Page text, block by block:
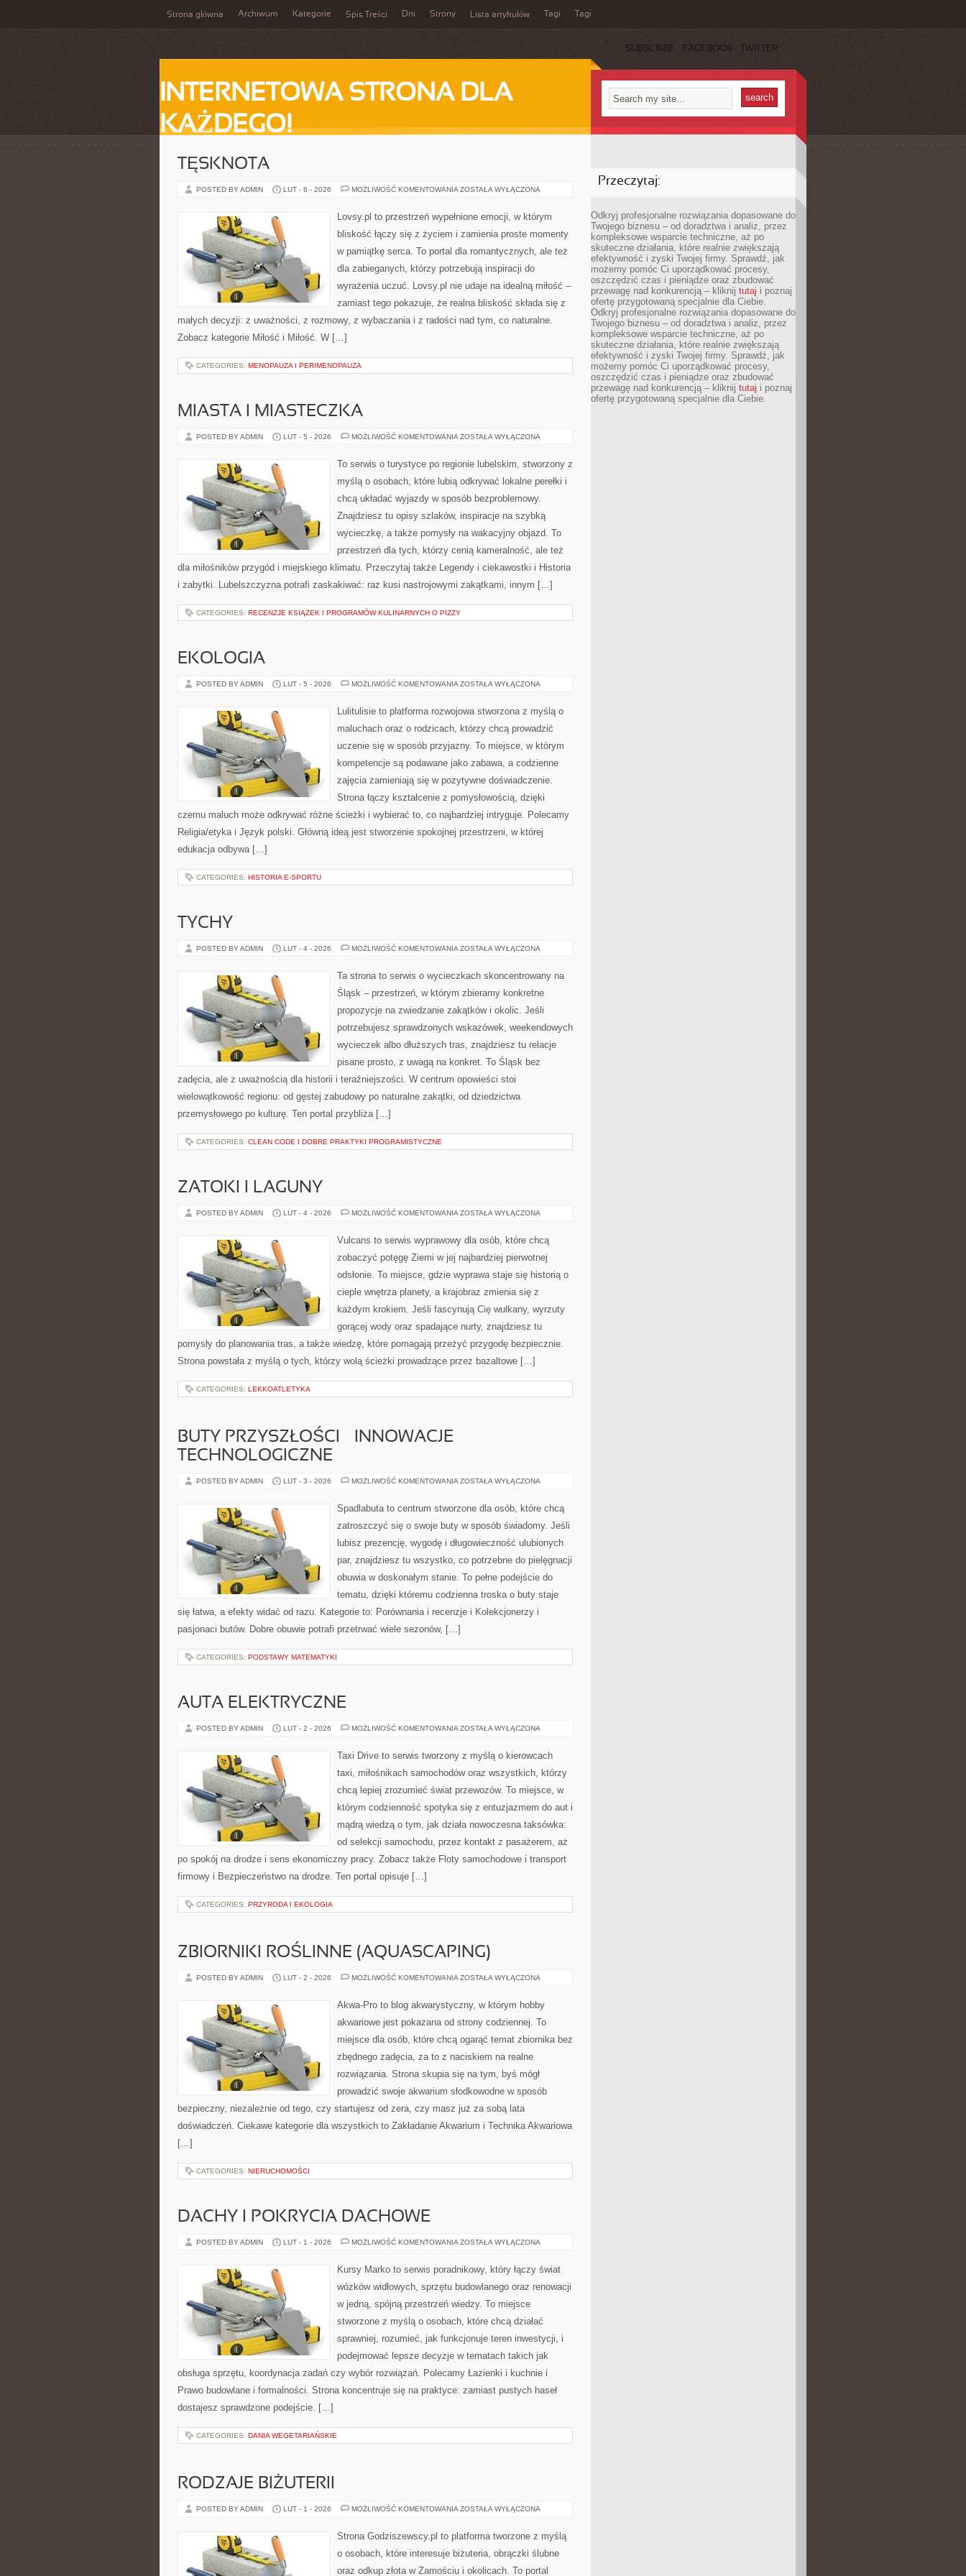
Strona główna Archiwum Kategorie Spis Treści Dni Strony Lista artykułów Tagi Tagi
SUBSCRIBE FACEBOOK TWITTER
INTERNETOWA STRONA DLA
KAŻDEGO!
TĘSKNOTA
POSTED BY ADMIN LUT - 6 - 2026 MOŻLIWOŚĆ KOMENTOWANIA TĘSKNOTA
ZOSTAŁA WYŁĄCZONA
Lovsy.pl to przestrzeń wypełnione emocji, w którym
bliskość łączy się z życiem i zamienia proste momenty
w pamiątkę serca. To portal dla romantycznych, ale też
dla zabieganych, którzy potrzebują inspiracji do
wyrażenia uczuć. Lovsy.pl nie udaje na idealną miłość –
zamiast tego pokazuje, że realna bliskość składa się z
małych decyzji: z uważności, z rozmowy, z wybaczania i z radości nad tym, co naturalne.
Zobacz kategorie Miłość i Miłość. W […]
CATEGORIES: MENOPAUZA I PERIMENOPAUZA
MIASTA I MIASTECZKA
POSTED BY ADMIN LUT - 5 - 2026 MOŻLIWOŚĆ KOMENTOWANIA MIASTA
ZOSTAŁA WYŁĄCZONA
To serwis o turystyce po regionie lubelskim, stworzony z
myślą o osobach, które lubią odkrywać lokalne perełki i
chcą układać wyjazdy w sposób bezproblemowy.
Znajdziesz tu opisy szlaków, inspiracje na szybką
wycieczkę, a także pomysły na wakacyjny objazd. To
przestrzeń dla tych, którzy cenią kameralność, ale też
dla miłośników przygód i miejskiego klimatu. Przeczytaj także Legendy i ciekawostki i Historia
i zabytki. Lubelszczyzna potrafi zaskakiwać: raz kusi nastrojowymi zakątkami, innym […]
CATEGORIES: RECENZJE KSIĄŻEK I PROGRAMÓW KULINARNYCH O PIZZY
EKOLOGIA
POSTED BY ADMIN LUT - 5 - 2026 MOŻLIWOŚĆ KOMENTOWANIA EKOLOGIA
ZOSTAŁA WYŁĄCZONA
Lulitulisie to platforma rozwojowa stworzona z myślą o
maluchach oraz o rodzicach, którzy chcą prowadzić
uczenie się w sposób przyjazny. To miejsce, w którym
kompetencje są podawane jako zabawa, a codzienne
zajęcia zamieniają się w pozytywne doświadczenie.
Strona łączy kształcenie z pomysłowością, dzięki
czemu maluch może odkrywać różne ścieżki i wybierać to, co najbardziej intryguje. Polecamy
Religia/etyka i Język polski. Główną ideą jest stworzenie spokojnej przestrzeni, w której
edukacja odbywa […]
CATEGORIES: HISTORIA E-SPORTU
TYCHY
POSTED BY ADMIN LUT - 4 - 2026 MOŻLIWOŚĆ KOMENTOWANIA TYCHY
ZOSTAŁA WYŁĄCZONA
Ta strona to serwis o wycieczkach skoncentrowany na
Śląsk – przestrzeń, w którym zbieramy konkretne
propozycje na zwiedzanie zakątków i okolic. Jeśli
potrzebujesz sprawdzonych wskazówek, weekendowych
wycieczek albo dłuższych tras, znajdziesz tu relacje
pisane prosto, z uwagą na konkret. To Śląsk bez
zadęcia, ale z uważnością dla historii i teraźniejszości. W centrum opowieści stoi
wielowątkowość regionu: od gęstej zabudowy po naturalne zakątki, od dziedzictwa
przemysłowego po kulturę. Ten portal przybliża […]
CATEGORIES: CLEAN CODE I DOBRE PRAKTYKI PROGRAMISTYCZNE
ZATOKI I LAGUNY
POSTED BY ADMIN LUT - 4 - 2026 MOŻLIWOŚĆ KOMENTOWANIA ZATOKI
ZOSTAŁA WYŁĄCZONA
Vulcans to serwis wyprawowy dla osób, które chcą
zobaczyć potęgę Ziemi w jej najbardziej pierwotnej
odsłonie. To miejsce, gdzie wyprawa staje się historią o
cieple wnętrza planety, a krajobraz zmienia się z
każdym krokiem. Jeśli fascynują Cię wulkany, wyrzuty
gorącej wody oraz spadające nurty, znajdziesz tu
pomysły do planowania tras, a także wiedzę, które pomagają przeżyć przygodę bezpiecznie.
Strona powstała z myślą o tych, którzy wolą ścieżki prowadzące przez bazaltowe […]
CATEGORIES: LEKKOATLETYKA
BUTY PRZYSZŁOŚCI – INNOWACJE
TECHNOLOGICZNE
POSTED BY ADMIN LUT - 3 - 2026 MOŻLIWOŚĆ KOMENTOWANIA BUTY
INNOWACJE
TECHNOLOGICZNE
ZOSTAŁA WYŁĄCZONA
Spadlabuta to centrum stworzone dla osób, które chcą
zatroszczyć się o swoje buty w sposób świadomy. Jeśli
lubisz prezencję, wygodę i długowieczność ulubionych
par, znajdziesz tu wszystko, co potrzebne do pielęgnacji
obuwia w doskonałym stanie. To pełne podejście do
tematu, dzięki któremu codzienna troska o buty staje
się łatwa, a efekty widać od razu. Kategorie to: Porównania i recenzje i Kolekcjonerzy i
pasjonaci butów. Dobre obuwie potrafi przetrwać wiele sezonów, […]
CATEGORIES: PODSTAWY MATEMATYKI
AUTA ELEKTRYCZNE
POSTED BY ADMIN LUT - 2 - 2026 MOŻLIWOŚĆ KOMENTOWANIA AUTA
ZOSTAŁA WYŁĄCZONA
Taxi Drive to serwis tworzony z myślą o kierowcach
taxi, miłośnikach samochodów oraz wszystkich, którzy
chcą lepiej zrozumieć świat przewozów. To miejsce, w
którym codzienność spotyka się z entuzjazmem do aut i
mądrą wiedzą o tym, jak działa nowoczesna taksówka:
od selekcji samochodu, przez kontakt z pasażerem, aż
po spokój na drodze i sens ekonomiczny pracy. Zobacz także Floty samochodowe i transport
firmowy i Bezpieczeństwo na drodze. Ten portal opisuje […]
CATEGORIES: PRZYRODA I EKOLOGIA
ZBIORNIKI ROŚLINNE (AQUASCAPING)
POSTED BY ADMIN LUT - 2 - 2026 MOŻLIWOŚĆ KOMENTOWANIA ZBIORNIKI
ZOSTAŁA WYŁĄCZONA
Akwa-Pro to blog akwarystyczny, w którym hobby
akwariowe jest pokazana od strony codziennej. To
miejsce dla osób, które chcą ogarąć temat zbiornika bez
zbędnego zadęcia, za to z naciskiem na realne
rozwiązania. Strona skupia się na tym, byś mógł
prowadzić swoje akwarium słodkowodne w sposób
bezpieczny, niezależnie od tego, czy startujesz od zera, czy masz już za sobą lata
doświadczeń. Ciekawe kategorie dla wszystkich to Zakładanie Akwarium i Technika Akwariowa
[…]
CATEGORIES: NIERUCHOMOŚCI
DACHY I POKRYCIA DACHOWE
POSTED BY ADMIN LUT - 1 - 2026 MOŻLIWOŚĆ KOMENTOWANIA DACHY
DACHOWE
ZOSTAŁA WYŁĄCZONA
Kursy Marko to serwis poradnikowy, który łączy świat
wózków widłowych, sprzętu budowlanego oraz renowacji
w jedną, spójną przestrzeń wiedzy. To miejsce
stworzone z myślą o osobach, które chcą działać
sprawniej, rozumieć, jak funkcjonuje teren inwestycji, i
podejmować lepsze decyzje w tematach takich jak
obsługa sprzętu, koordynacja zadań czy wybór rozwiązań. Polecamy Łazienki i kuchnie i
Prawo budowlane i formalności. Strona koncentruje się na praktyce: zamiast pustych haseł
dostajesz sprawdzone podejście. […]
CATEGORIES: DANIA WEGETARIAŃSKIE
RODZAJE BIŻUTERII
POSTED BY ADMIN LUT - 1 - 2026 MOŻLIWOŚĆ KOMENTOWANIA RODZAJE
ZOSTAŁA WYŁĄCZONA
Strona Godziszewscy.pl to platforma tworzone z myślą
o osobach, które interesuje biżuteria, obrączki ślubne
oraz odkup złota w Zamościu i okolicach. To portal
Przeczytaj:
Odkryj profesjonalne rozwiązania dopasowane do
Twojego biznesu – od doradztwa i analiz, przez
kompleksowe wsparcie techniczne, aż po
skuteczne działania, które realnie zwiększają
efektywność i zyski Twojej firmy. Sprawdź, jak
możemy pomóc Ci uporządkować procesy,
oszczędzić czas i pieniądze oraz zbudować
przewagę nad konkurencją – kliknij tutaj i poznaj
ofertę przygotowaną specjalnie dla Ciebie.
Odkryj profesjonalne rozwiązania dopasowane do
Twojego biznesu – od doradztwa i analiz, przez
kompleksowe wsparcie techniczne, aż po
skuteczne działania, które realnie zwiększają
efektywność i zyski Twojej firmy. Sprawdź, jak
możemy pomóc Ci uporządkować procesy,
oszczędzić czas i pieniądze oraz zbudować
przewagę nad konkurencją – kliknij tutaj i poznaj
ofertę przygotowaną specjalnie dla Ciebie.